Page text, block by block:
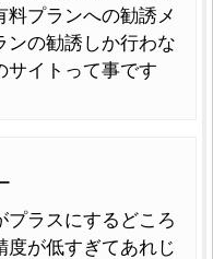
プランへの勧誘メ
ンの勧誘しか行わな
サイトって事です
プラスにするどころ
度が低すぎてあれじ